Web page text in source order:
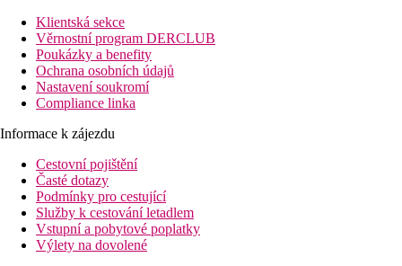
Klientská sekce
Věrnostní program DERCLUB
Poukázky a benefity
Ochrana osobních údajů
Nastavení soukromí
Compliance linka
Informace k zájezdu
Cestovní pojištění
Časté dotazy
Podmínky pro cestující
Služby k cestování letadlem
Vstupní a pobytové poplatky
Výlety na dovolené